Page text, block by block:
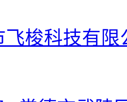
飞梭科技有限